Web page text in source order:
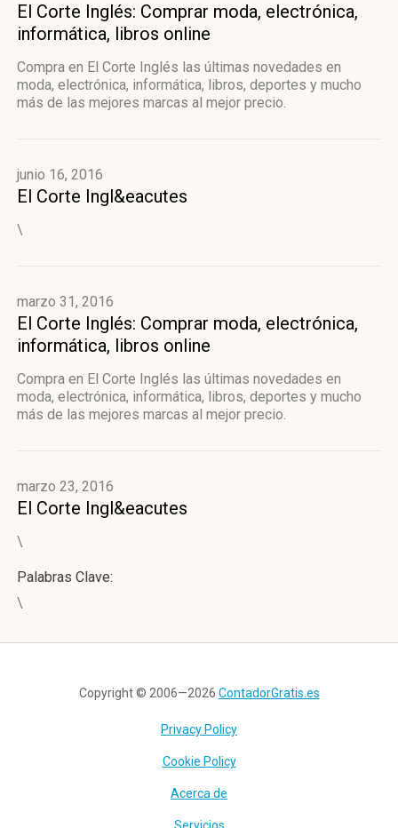
El Corte Inglés: Comprar moda, electrónica,
informática, libros online
Compra en El Corte Inglés las últimas novedades en
moda, electrónica, informática, libros, deportes y mucho
más de las mejores marcas al mejor precio.
junio 16, 2016
El Corte Ingl&eacutes
\
marzo 31, 2016
El Corte Inglés: Comprar moda, electrónica,
informática, libros online
Compra en El Corte Inglés las últimas novedades en
moda, electrónica, informática, libros, deportes y mucho
más de las mejores marcas al mejor precio.
marzo 23, 2016
El Corte Ingl&eacutes
\
Palabras Clave:
\
Copyright © 2006—2026 ContadorGratis.es
Privacy Policy
Cookie Policy
Acerca de